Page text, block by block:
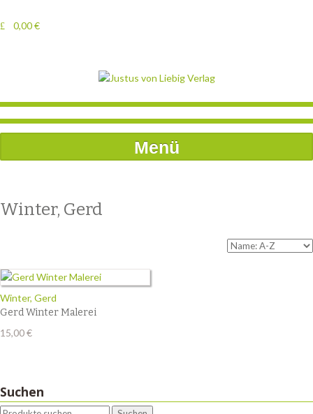
0,00€
Menü
Winter, Gerd
Winter, Gerd
Gerd Winter Malerei
15,00€
Suchen